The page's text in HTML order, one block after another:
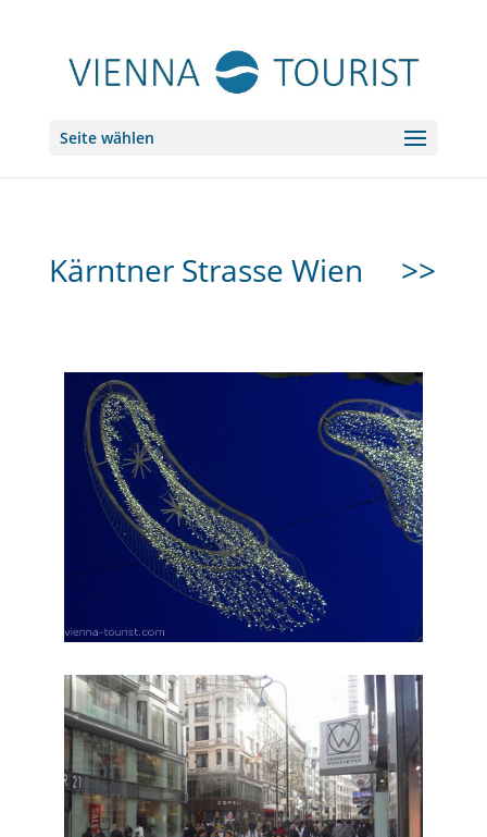
Seite wählen
Kärntner Strasse Wien >>